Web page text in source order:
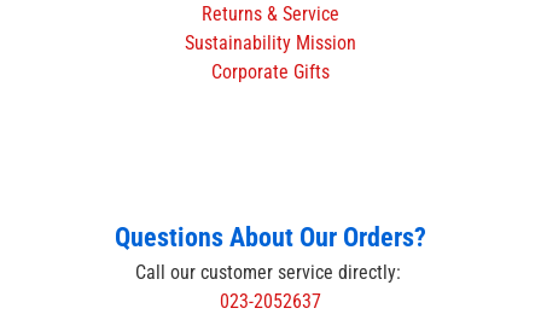
Returns & Service
Sustainability Mission
Corporate Gifts
Questions About Our Orders?
Call our customer service directly:
023-2052637